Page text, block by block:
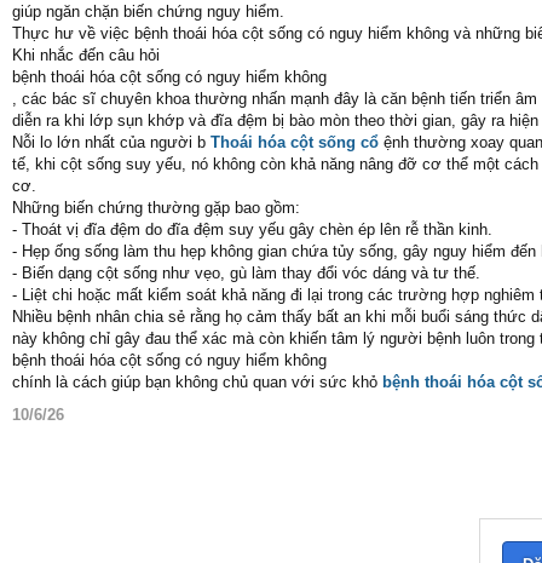
giúp ngăn chặn biến chứng nguy hiểm.
Thực hư về việc bệnh thoái hóa cột sống có nguy hiểm không và những
Khi nhắc đến câu hỏi
bệnh thoái hóa cột sống có nguy hiểm không
, các bác sĩ chuyên khoa thường nhấn mạnh đây là căn bệnh tiến triển
diễn ra khi lớp sụn khớp và đĩa đệm bị bào mòn theo thời gian, gây ra
Nỗi lo lớn nhất của người b Thoái hóa cột sống cổ ệnh thường xoay
tế, khi cột sống suy yếu, nó không còn khả năng nâng đỡ cơ thể một
cơ.
Những biến chứng thường gặp bao gồm:
- Thoát vị đĩa đệm do đĩa đệm suy yếu gây chèn ép lên rễ thần kinh.
- Hẹp ống sống làm thu hẹp không gian chứa tủy sống, gây nguy hiểm đến
- Biến dạng cột sống như vẹo, gù làm thay đổi vóc dáng và tư thế.
- Liệt chi hoặc mất kiểm soát khả năng đi lại trong các trường hợp nghiêm
Nhiều bệnh nhân chia sẻ rằng họ cảm thấy bất an khi mỗi buổi sáng
này không chỉ gây đau thể xác mà còn khiến tâm lý người bệnh luôn
bệnh thoái hóa cột sống có nguy hiểm không
chính là cách giúp bạn không chủ quan với sức khỏ bệnh thoái hóa cột
10/6/26